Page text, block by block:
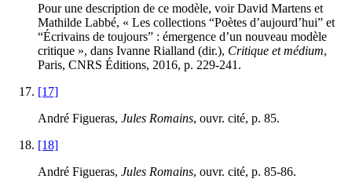
Pour une description de ce modèle, voir David Martens et
Mathilde Labbé, « Les collections “Poètes d’aujourd’hui” et
“Écrivains de toujours” : émergence d’un nouveau modèle
critique », dans Ivanne Rialland (dir.), Critique et médium,
Paris, CNRS Éditions, 2016, p. 229-241.
[17]
André Figueras, Jules Romains, ouvr. cité, p. 85.
[18]
André Figueras, Jules Romains, ouvr. cité, p. 85-86.